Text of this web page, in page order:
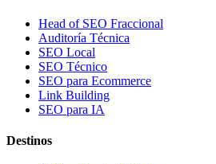
Head of SEO Fraccional
Auditoría Técnica
SEO Local
SEO Técnico
SEO para Ecommerce
Link Building
SEO para IA
Destinos